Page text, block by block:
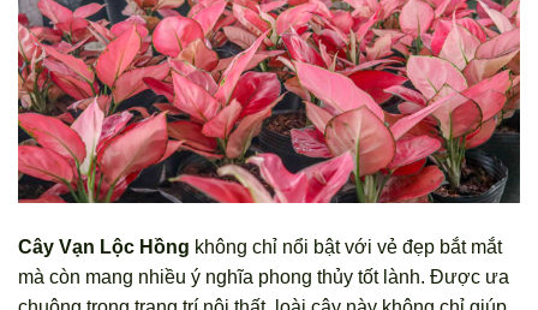
Cây Vạn Lộc Hồng không chỉ nổi bật với vẻ đẹp bắt mắt
mà còn mang nhiều ý nghĩa phong thủy tốt lành. Được ưa